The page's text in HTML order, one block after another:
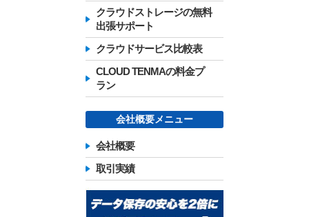
クラウドストレージの無料
出張サポート
クラウドサービス比較表
CLOUD TENMAの料金プ
ラン
会社概要メニュー
会社概要
取引実績